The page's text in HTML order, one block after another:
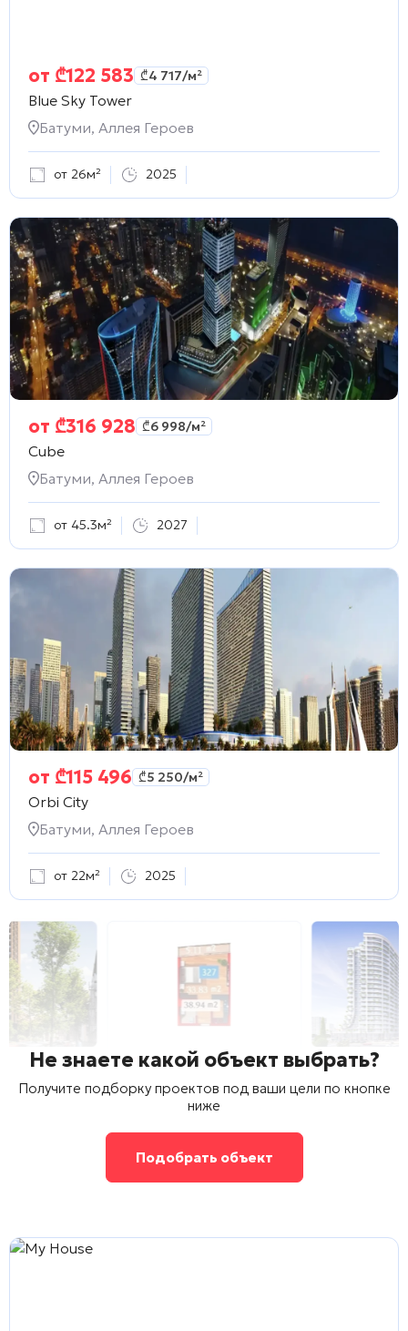
от ₾122 583 ₾4 717/м²
Blue Sky Tower
Батуми, Аллея Героев
от 26м² 2025
от ₾316 928 ₾6 998/м²
Cube
Батуми, Аллея Героев
от 45.3м² 2027
от ₾115 496 ₾5 250/м²
Orbi City
Батуми, Аллея Героев
от 22м² 2025
Не знаете какой объект выбрать?
Получите подборку проектов под ваши цели по кнопке
ниже
Подобрать объект